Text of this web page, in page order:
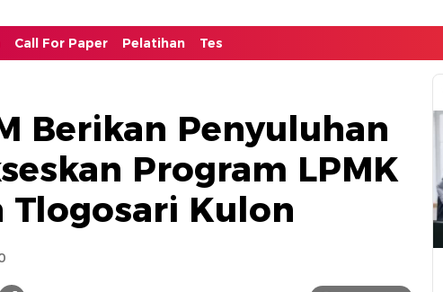
Call For Paper Pelatihan Tes
Berikan Penyuluhan
Program LPMK
Tlogosari Kulon